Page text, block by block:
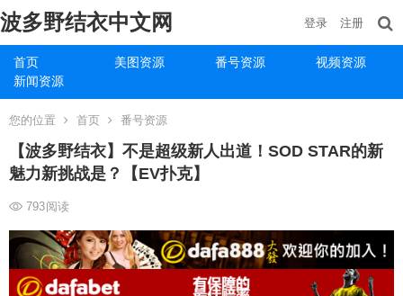
波多野结衣中文网
首页 美图资源 番号资源
视频资源
新闻资源
登录 注册
您的位置 首页 番号资源
【波多野结衣】不是超级新人出道！SOD STAR的新
魅力新挑战是？【EV扑克】
793阅读